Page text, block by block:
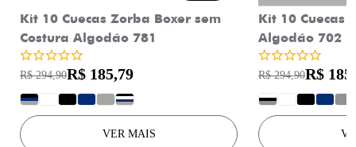
Kit 10 Cuecas Zorba Boxer sem
Costura Algodão 781
R$ 294,90R$ 185,79
? ?
VER MAIS
Kit 10 Cuecas
Algodão 702
R$ 294,90R$
?